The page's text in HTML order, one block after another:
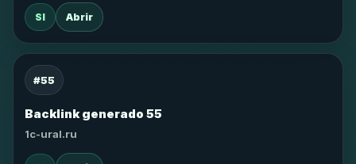
SI Abrir
#55
Backlink generado 55
1c-ural.ru